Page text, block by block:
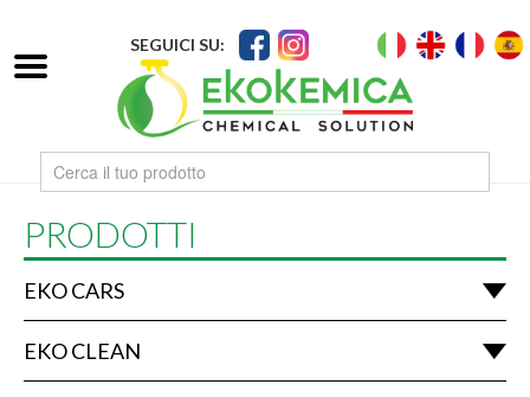
SEGUICI SU:
PRODOTTI
EKO CARS
EKO CLEAN